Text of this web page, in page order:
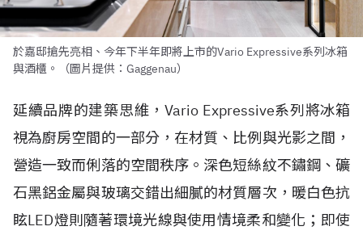
於嘉邸搶先亮相、今年下半年即將上市的Vario Expressive系列冰箱
與酒櫃。（圖片提供：Gaggenau）
延續品牌的建築思維，Vario Expressive系列將冰箱
視為廚房空間的一部分，在材質、比例與光影之間，
營造一致而俐落的空間秩序。深色短絲紋不鏽鋼、礦
石黑鋁金屬與玻璃交錯出細膩的材質層次，暖白色抗
眩LED燈則隨著環境光線與使用情境柔和變化；即使